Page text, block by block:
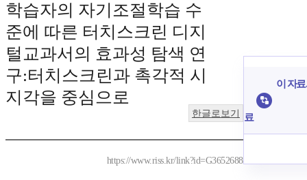
학습자의 자기조절학습 수
준에 따른 터치스크린 디지
털교과서의 효과성 탐색 연
구:터치스크린과 촉각적 시
지각을 중심으로
한글로보기
https://www.riss.kr/link?id=G3652688
이 자
료